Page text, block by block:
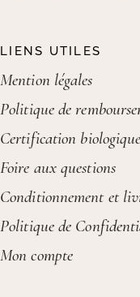
LIENS UTILES
Mention légales
Politique de
Certification
Foire aux questions
Conditionnement et
Politique de
Mon compte